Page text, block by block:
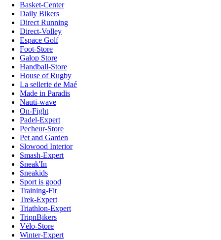
Basket-Center
Daily Bikers
Direct Running
Direct-Volley
Espace Golf
Foot-Store
Galop Store
Handball-Store
House of Rugby
La sellerie de Maé
Made in Paradis
Nauti-wave
On-Fight
Padel-Expert
Pecheur-Store
Pet and Garden
Slowood Interior
Smash-Expert
Sneak'In
Sneakids
Sport is good
Training-Fit
Trek-Expert
Triathlon-Expert
TripnBikers
Vélo-Store
Winter-Expert